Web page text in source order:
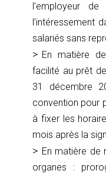
l’employeur
l’intéressement
salariés sans
En matière
facilité au prêt
31 décembre
convention pour
à fixer les
mois après la
En matière de
organes :